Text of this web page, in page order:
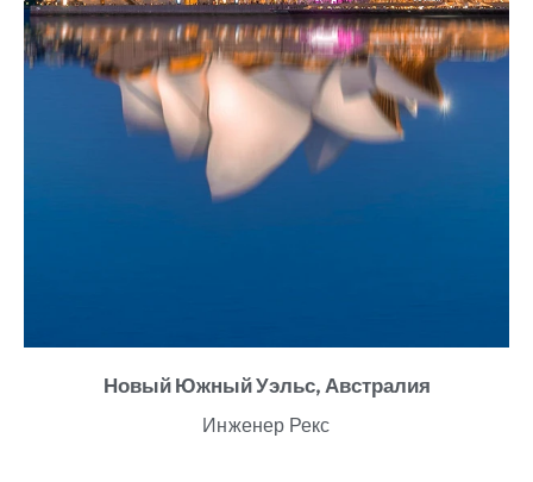
Новый Южный Уэльс, Австралия
Инженер Рекс